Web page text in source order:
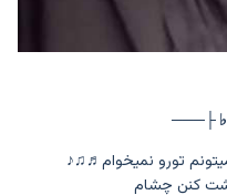
───┤
تورو نمیخوام♬♫♪
کنن چشام